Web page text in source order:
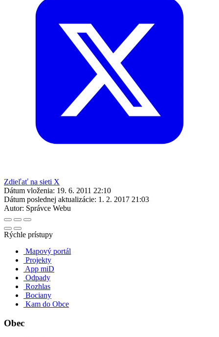
Zdieľať na sieti X
Dátum vloženia: 19. 6. 2011 22:10
Dátum poslednej aktualizácie: 1. 2. 2017 21:03
Autor: Správce Webu
Rýchle prístupy
Mapový portál
Projekty
App miD
Odpady
Rozhlas
Bociany
Kam do Obce
Obec